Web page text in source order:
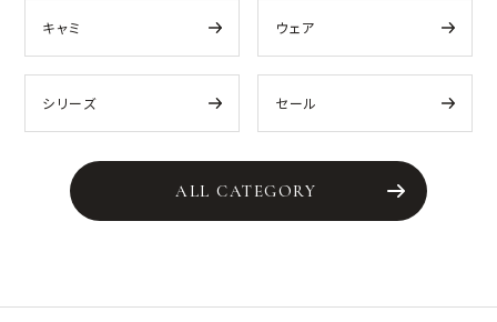
キャミ ウェア
シリーズ セール
ALL CATEGORY